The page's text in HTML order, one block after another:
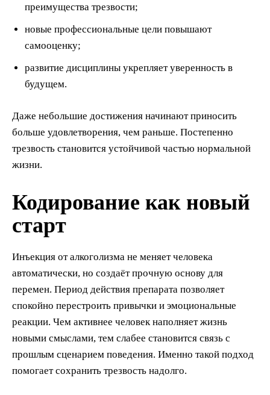
преимущества трезвости;
новые профессиональные цели повышают
самооценку;
развитие дисциплины укрепляет уверенность в
будущем.
Даже небольшие достижения начинают приносить
больше удовлетворения, чем раньше. Постепенно
трезвость становится устойчивой частью нормальной
жизни.
Кодирование как новый
старт
Инъекция от алкоголизма не меняет человека
автоматически, но создаёт прочную основу для
перемен. Период действия препарата позволяет
спокойно перестроить привычки и эмоциональные
реакции. Чем активнее человек наполняет жизнь
новыми смыслами, тем слабее становится связь с
прошлым сценарием поведения. Именно такой подход
помогает сохранить трезвость надолго.